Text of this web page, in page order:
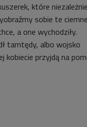
które
sobie te
a one wychodziły.
tamtędy, albo wojsko
kobiecie przyjdą na